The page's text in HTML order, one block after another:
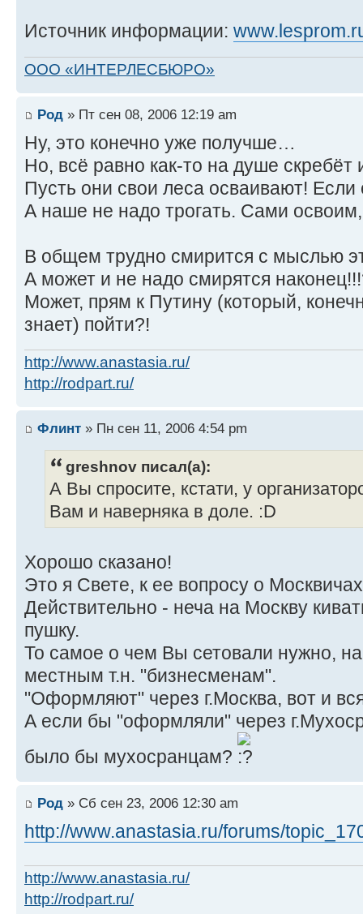
Источник информации:
ООО «ИНТЕРЛЕСБЮРО»
Род » Пт сен 08, 2006 12:19 am
Ну, это конечно уже получше…
Но, всё равно как-то на душе скребёт
Пусть они свои леса осваивают!
А наше не надо трогать. Сами освоим,
В общем трудно смирится с мыслью
А может и не надо смирятся
Может, прям к Путину (который,
знает) пойти?!
http://www.anastasia.ru/
http://rodpart.ru/
Флинт » Пн сен 11, 2006 4:54 pm
greshnov писал(а):
А Вы спросите, кстати, у
Вам и наверняка в доле. :D
Хорошо сказано!
Это я Свете, к ее вопросу о
Действительно - неча на Москву
пушку.
То самое о чем Вы сетовали нужно,
местным т.н. "бизнесменам".
"Оформляют" через г.Москва, вот и
А если бы "оформляли" через
было бы мухосранцам?
Род » Сб сен 23, 2006 12:30 am
http://www.anastasia.ru/forums/
http://www.anastasia.ru/
http://rodpart.ru/